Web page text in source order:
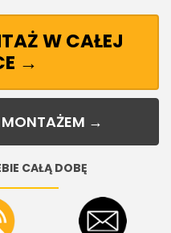
W CAŁEJ
→
MONTAŻEM →
CAŁĄ DOBĘ